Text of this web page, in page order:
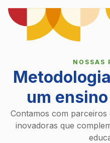
NOSSAS
um
Contamos com
inovadoras que